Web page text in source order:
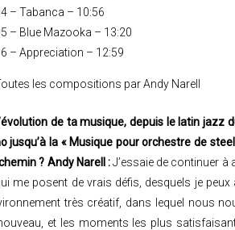
– Tabanca – 10:56
– Blue Mazooka – 13:20
– Appreciation – 12:59
les compositions par Andy Narell
de ta musique, depuis le latin jazz
jusqu’à la « Musique pour orchestre de
? Andy Narell :J’essaie de continuer à
me posent de vrais défis, desquels je peux
très créatif, dans lequel nous
et les moments les plus